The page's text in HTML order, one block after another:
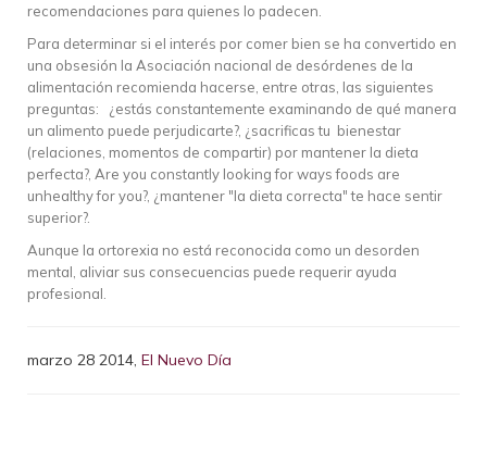
recomendaciones para quienes lo padecen.
Para determinar si el interés por comer bien se ha convertido en
una obsesión la Asociación nacional de desórdenes de la
alimentación recomienda hacerse, entre otras, las siguientes
preguntas: ¿estás constantemente examinando de qué manera
un alimento puede perjudicarte?, ¿sacrificas tu bienestar
(relaciones, momentos de compartir) por mantener la dieta
perfecta?, Are you constantly looking for ways foods are
unhealthy for you?, ¿mantener "la dieta correcta" te hace sentir
superior?.
Aunque la ortorexia no está reconocida como un desorden
mental, aliviar sus consecuencias puede requerir ayuda
profesional.
marzo 28 2014, El Nuevo Día